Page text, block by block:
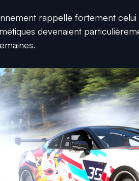
rappelle fortement
devenaient